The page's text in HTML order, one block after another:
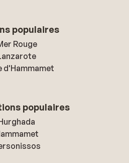
populaires
Rouge
d'Hammamet
populaires